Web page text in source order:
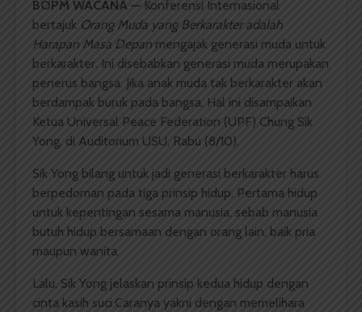
BOPM WACANA — Konferensi Internasional
bertajuk Orang Muda yang Berkarakteradalah
Harapan Masa Depan mengajak generasi muda untuk
berkarakter. Ini disebabkan generasi muda merupakan
penerus bangsa. Jika anak muda tak berkarakter akan
berdampak buruk pada bangsa. Hal ini disampaikan
Ketua Universal Peace Federation (UPF) Chung Sik
Yong, di Auditorium USU, Rabu (8/10).
Sik Yong bilang untuk jadi generasi berkarakter harus
berpedoman pada tiga prinsip hidup. Pertama hidup
untuk kepentingan sesama manusia, sebab manusia
butuh hidup bersamaan dengan orang lain, baik pria
maupun wanita.
Lalu, Sik Yong jelaskan prinsip kedua hidup dengan
cinta kasih suci.Caranya yakni dengan memelihara